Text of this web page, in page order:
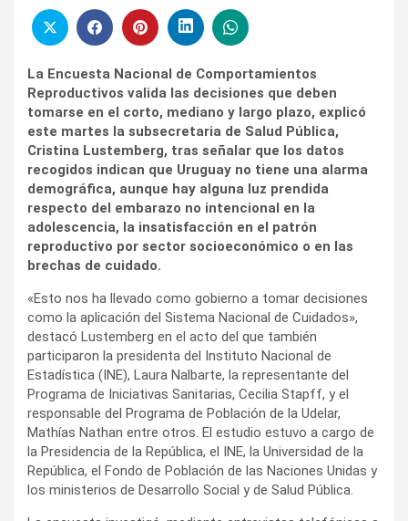
La Encuesta Nacional de Comportamientos
Reproductivos valida las decisiones que deben
tomarse en el corto, mediano y largo plazo, explicó
este martes la subsecretaria de Salud Pública,
Cristina Lustemberg, tras señalar que los datos
recogidos indican que Uruguay no tiene una alarma
demográfica, aunque hay alguna luz prendida
respecto del embarazo no intencional en la
adolescencia, la insatisfacción en el patrón
reproductivo por sector socioeconómico o en las
brechas de cuidado.
«Esto nos ha llevado como gobierno a tomar decisiones
como la aplicación del Sistema Nacional de Cuidados»,
destacó Lustemberg en el acto del que también
participaron la presidenta del Instituto Nacional de
Estadística (INE), Laura Nalbarte, la representante del
Programa de Iniciativas Sanitarias, Cecilia Stapff, y el
responsable del Programa de Población de la Udelar,
Mathías Nathan entre otros. El estudio estuvo a cargo de
la Presidencia de la República, el INE, la Universidad de la
República, el Fondo de Población de las Naciones Unidas y
los ministerios de Desarrollo Social y de Salud Pública.